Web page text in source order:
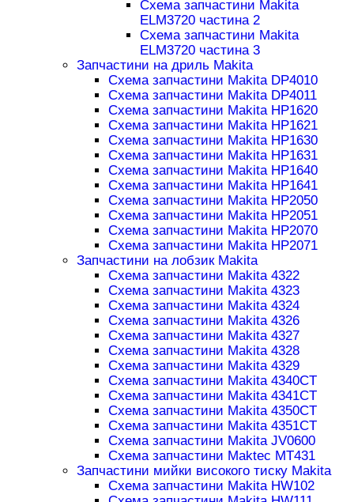
Схема запчастини Makita
ELM3720 частина 2
Схема запчастини Makita
ELM3720 частина 3
Запчастини на дриль Makita
Схема запчастини Makita DP4010
Схема запчастини Makita DP4011
Схема запчастини Makita HP1620
Схема запчастини Makita HP1621
Схема запчастини Makita HP1630
Схема запчастини Makita HP1631
Схема запчастини Makita HP1640
Схема запчастини Makita HP1641
Схема запчастини Makita HP2050
Схема запчастини Makita HP2051
Схема запчастини Makita HP2070
Схема запчастини Makita HP2071
Запчастини на лобзик Makita
Схема запчастини Makita 4322
Схема запчастини Makita 4323
Схема запчастини Makita 4324
Схема запчастини Makita 4326
Схема запчастини Makita 4327
Схема запчастини Makita 4328
Схема запчастини Makita 4329
Схема запчастини Makita 4340CT
Схема запчастини Makita 4341CT
Схема запчастини Makita 4350CT
Схема запчастини Makita 4351CT
Схема запчастини Makita JV0600
Схема запчастини Maktec MT431
Запчастини мийки високого тиску Makita
Схема запчастини Makita HW102